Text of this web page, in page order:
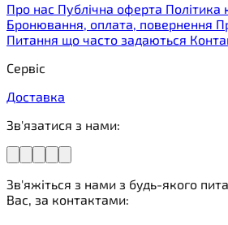
Про нас Публічна оферта Політика
Бронювання, оплата, повернення
Питання що часто задаються
Сервіс
Доставка
Зв'язатися з нами:
Зв'яжіться з нами з будь-якого
Вас, за контактами: